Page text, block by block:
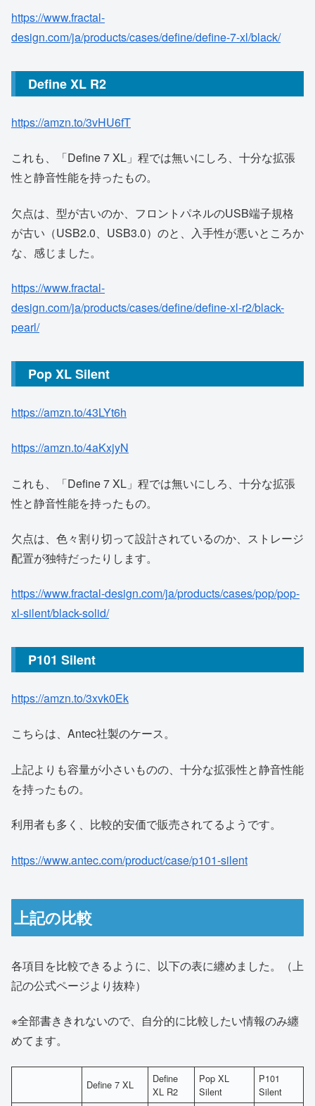
https://www.fractal-
design.com/ja/products/cases/define/define-7-xl/black/
Define XL R2
https://amzn.to/3vHU6fT
これも、「Define 7 XL」程では無いにしろ、十分な拡張
性と静音性能を持ったもの。
欠点は、型が古いのか、フロントパネルのUSB端子規格
が古い（USB2.0、USB3.0）のと、入手性が悪いところか
な、感じました。
https://www.fractal-
design.com/ja/products/cases/define/define-xl-r2/black-
pearl/
Pop XL Silent
https://amzn.to/43LYt6h
https://amzn.to/4aKxjyN
これも、「Define 7 XL」程では無いにしろ、十分な拡張
性と静音性能を持ったもの。
欠点は、色々割り切って設計されているのか、ストレージ
配置が独特だったりします。
https://www.fractal-design.com/ja/products/cases/pop/pop-
xl-silent/black-solid/
P101 Silent
https://amzn.to/3xvk0Ek
こちらは、Antec社製のケース。
上記よりも容量が小さいものの、十分な拡張性と静音性能
を持ったもの。
利用者も多く、比較的安価で販売されてるようです。
https://www.antec.com/product/case/p101-silent
上記の比較
各項目を比較できるように、以下の表に纏めました。（上
記の公式ページより抜粋）
※全部書ききれないので、自分的に比較したい情報のみ纏
めてます。
Define 7 XL
Define
XL R2
Pop XL
Silent
P101
Silent